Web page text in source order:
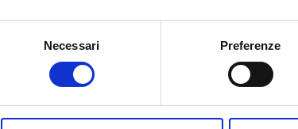
Necessari Preferenze